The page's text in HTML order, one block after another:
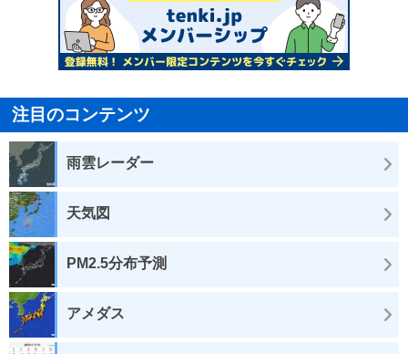
注目のコンテンツ
雨雲レーダー
天気図
PM2.5分布予測
アメダス